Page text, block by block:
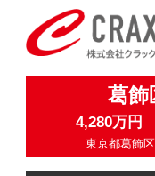
葛飾
4,280万円
東京都葛飾